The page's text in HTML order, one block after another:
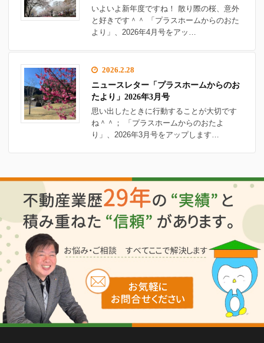
いよいよ新年度ですね！ 散り際の桜、意外
と好きです＾＾ 「プラスホームからのおた
より」、2026年4月号をアッ…
2026.2.28
ニュースレター「プラスホームからのお
たより」2026年3月号
思い出したときに行動することが大切です
ね＾＾； 「プラスホームからのおたよ
り」、2026年3月号をアップします…